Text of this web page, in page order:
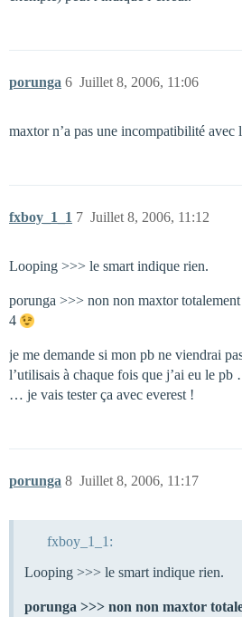
porunga Juillet 8, 2006, 11:06
6
maxtor n’a pas une incompatibilité avec
fxboy_1_1 Juillet 8, 2006, 11:12
7
Looping >>> le smart indique rien.
porunga >>> non non maxtor
4
je me demande si mon pb ne viendrai
l’utilisais à chaque fois que j’ai eu le
… je vais tester ça avec everest !
porunga Juillet 8, 2006, 11:17
8
fxboy_1_1:
Looping >>> le smart indique rien.
porunga >>> non non maxtor